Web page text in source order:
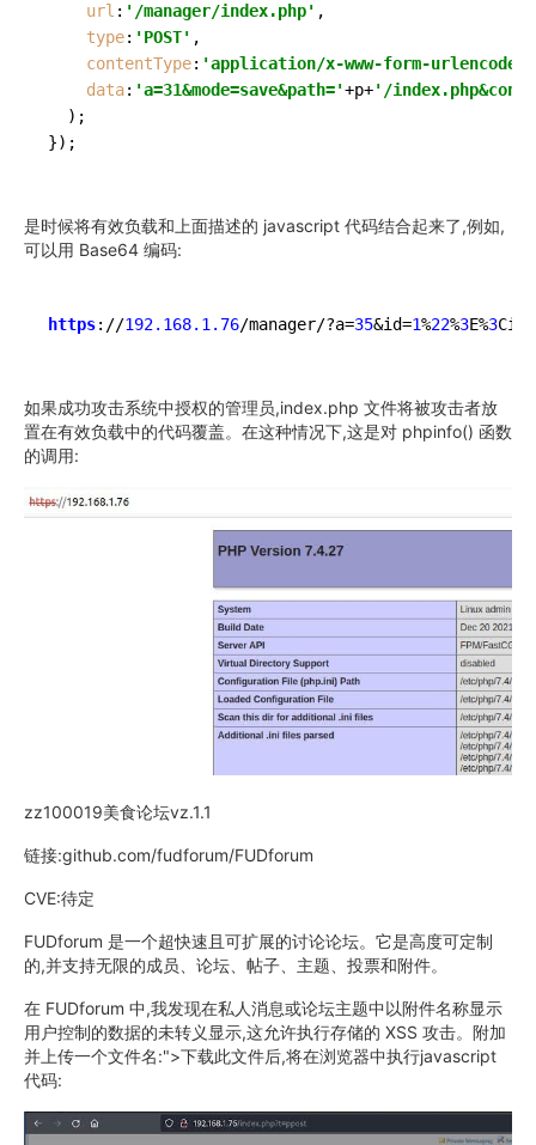
url : '/manager/index.php' ,
type: 'POST' ,
contentType: 'application/x-www-form-urlencoded'
data: 'a=31&mode=save&path='+p+'/
  );
是时候将有效负载和上面描述的 javascript 代码结合起来了,例如,
可以用 Base64 编码:
https://192.168.1.76/manager/?a=35&id=1%22%3E%3
如果成功攻击系统中授权的管理员,index.php 文件将被攻击者放
置在有效负载中的代码覆盖。在这种情况下,这是对 phpinfo() 函数
的调用:
zz100019美食论坛vz.1.1
链接:github.com/fudforum/FUDforum
CVE:待定
FUDforum 是一个超快速且可扩展的讨论论坛。它是高度可定制
的,并支持无限的成员、论坛、帖子、主题、投票和附件。
在 FUDforum 中,我发现在私人消息或论坛主题中以附件名称显示
用户控制的数据的未转义显示,这允许执行存储的 XSS 攻击。附加
并上传一个文件名:">下载此文件后,将在浏览器中执行javascript
代码: